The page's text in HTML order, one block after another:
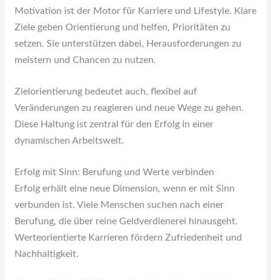
Motivation ist der Motor für Karriere und Lifestyle. Klare
Ziele geben Orientierung und helfen, Prioritäten zu
setzen. Sie unterstützen dabei, Herausforderungen zu
meistern und Chancen zu nutzen.
Zielorientierung bedeutet auch, flexibel auf
Veränderungen zu reagieren und neue Wege zu gehen.
Diese Haltung ist zentral für den Erfolg in einer
dynamischen Arbeitswelt.
Erfolg mit Sinn: Berufung und Werte verbinden
Erfolg erhält eine neue Dimension, wenn er mit Sinn
verbunden ist. Viele Menschen suchen nach einer
Berufung, die über reine Geldverdienerei hinausgeht.
Werteorientierte Karrieren fördern Zufriedenheit und
Nachhaltigkeit.